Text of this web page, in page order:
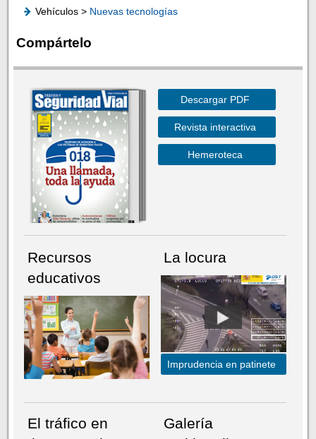
Vehículos > Nuevas tecnologías
Compártelo
Descargar PDF
Revista interactiva
Hemeroteca
Recursos
educativos
La locura
Imprudencia en patinete
El tráfico en
Galería